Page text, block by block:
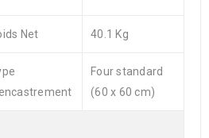
Net 40.1 Kg
Four standard
(60 x 60 cm)